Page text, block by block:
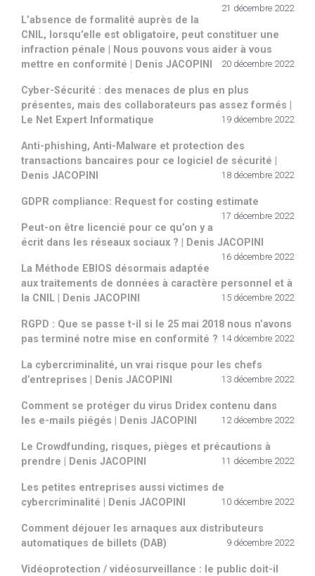
21 décembre 2022
L’absence de formalité auprès de la
CNIL, lorsqu’elle est obligatoire, peut constituer une
infraction pénale | Nous pouvons vous aider à vous
mettre en conformité | Denis JACOPINI
20 décembre 2022
Cyber-Sécurité : des menaces de plus en plus
présentes, mais des collaborateurs pas assez formés |
Le Net Expert Informatique
19 décembre 2022
Anti-phishing, Anti-Malware et protection des
transactions bancaires pour ce logiciel de sécurité |
Denis JACOPINI
18 décembre 2022
GDPR compliance: Request for costing estimate
17 décembre 2022
Peut-on être licencié pour ce qu’on y a
écrit dans les réseaux sociaux ? | Denis JACOPINI
16 décembre 2022
La Méthode EBIOS désormais adaptée
aux traitements de données à caractère personnel et à
la CNIL | Denis JACOPINI
15 décembre 2022
RGPD : Que se passe t-il si le 25 mai 2018 nous n’avons
pas terminé notre mise en conformité ? 14 décembre 2022
La cybercriminalité, un vrai risque pour les chefs
d’entreprises | Denis JACOPINI
13 décembre 2022
Comment se protéger du virus Dridex contenu dans
les e-mails piégés | Denis JACOPINI
12 décembre 2022
Le Crowdfunding, risques, pièges et précautions à
prendre | Denis JACOPINI
11 décembre 2022
Les petites entreprises aussi victimes de
cybercriminalité | Denis JACOPINI
10 décembre 2022
Comment déjouer les arnaques aux distributeurs
automatiques de billets (DAB)
9 décembre 2022
Vidéoprotection / vidéosurveillance : le public doit-il